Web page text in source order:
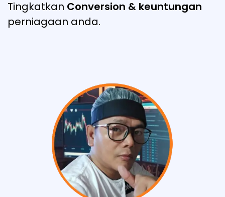
Tingkatkan Conversion & keuntungan
perniagaan anda.